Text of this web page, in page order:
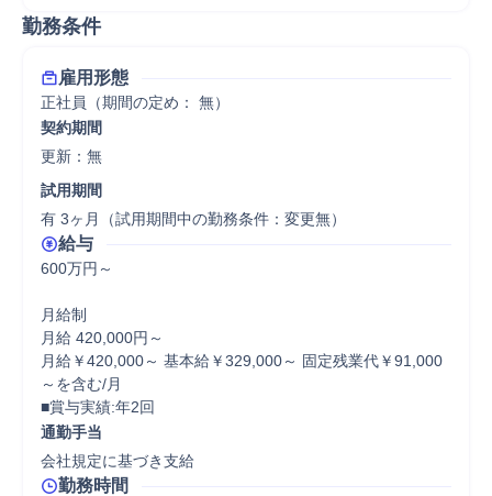
勤務条件
雇用形態
正社員（期間の定め： 無）
契約期間
更新：無
試用期間
有 3ヶ月（試用期間中の勤務条件：変更無）
給与
600万円～
月給制
月給 420,000円～
月給￥420,000～ 基本給￥329,000～ 固定残業代￥91,000
～を含む/月
■賞与実績:年2回
通勤手当
会社規定に基づき支給
勤務時間